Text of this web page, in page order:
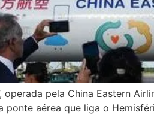
operada pela China Eastern
ponte aérea que liga o